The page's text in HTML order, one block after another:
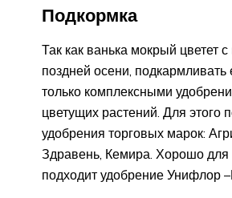
Подкормка
Так как ванька мокрый цветет
поздней осени, подкармливать
только комплексными
цветущих растений. Для этого
удобрения торговых марок:
Здравень, Кемира. Хорошо для
подходит удобрение Унифлор